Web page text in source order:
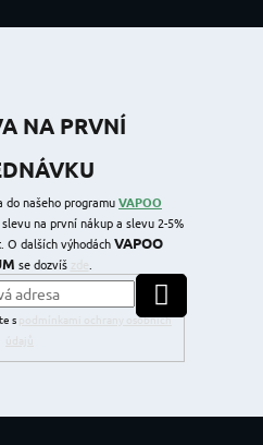
NA PRVNÍ
do našeho programuVAPOO
na první nákup a slevu 2-5%
O dalších výhodáchVAPOO
se dozvíš .
s
podmínkami ochrany osobních